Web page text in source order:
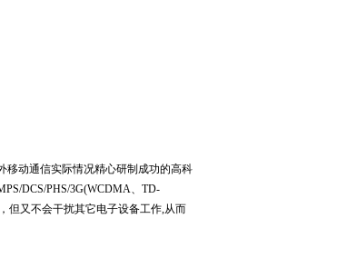
移动通信实际情况精心研制成功的高科
DCS/PHS/3G(WCDMA、TD-
但又不会干扰其它电子设备工作,从而